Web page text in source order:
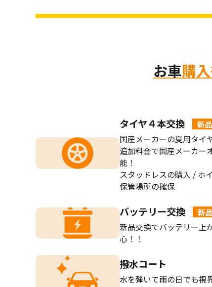
お車購
タイヤ４本交換 新品
国産メーカーの夏用タイ
追加料金で国産メーカー
能！
スタッドレスの購入 / ホ
保管場所の確保
バッテリー交換 新品
新品交換でバッテリー上
心！！
撥水コート
水を弾いて雨の日でも視